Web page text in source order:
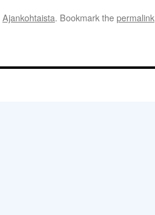
Ajankohtaista. Bookmark thepermalink